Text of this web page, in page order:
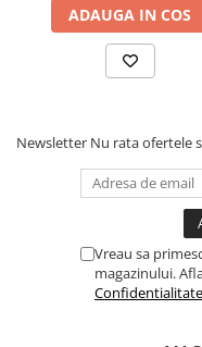
Covorase TOYOTA
Covorase VOLKSWAGEN
Covorase VOLVO
ELECTRICE AUTO
Adaptoare Bricheta Auto
Banda izolatoare
Borne Baterie
ADAUGA IN COS
Newsletter Nu rata ofertele
Vreau sa
magazinului.
Confidentialitate